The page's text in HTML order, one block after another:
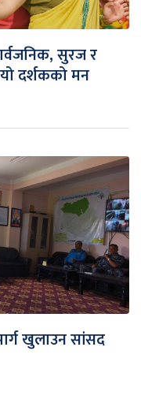
सुरज र
दर्शकको मन
खुलाउन सांसद